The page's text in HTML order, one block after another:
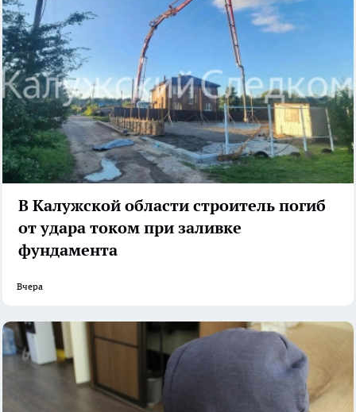
В Калужской области строитель погиб
от удара током при заливке
фундамента
Вчера